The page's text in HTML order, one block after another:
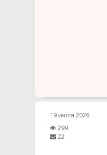
19 июля 2026
299
22